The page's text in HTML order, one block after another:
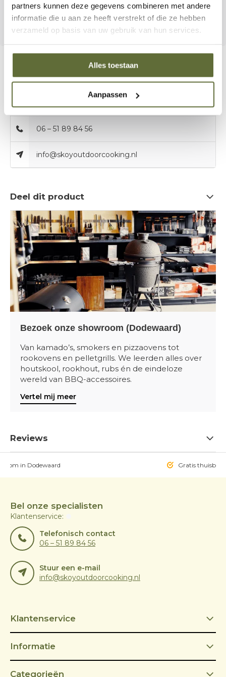
partners kunnen deze gegevens combineren met andere
informatie die u aan ze heeft verstrekt of die ze hebben
verzameld op basis van uw gebruik van hun services.
Alles toestaan
Aanpassen
Kruidig. Robuust. Onweerstaanbaar BBQ.
Bel onze specialisten
06 – 51 89 84 56
info@skoyoutdoorcooking.nl
Deel dit product
Bezoek onze showroom (Dodewaard)
Van kamado’s, smokers en pizzaovens tot
rookovens en pelletgrills. We leerden alles over
houtskool, rookhout, rubs én de eindeloze
wereld van BBQ-accessoires.
Vertel mij meer
Reviews
in Dodewaard Gratis
Bel onze specialisten
Klantenservice:
Telefonisch contact
06 – 51 89 84 56
Stuur een e-mail
info@skoyoutdoorcooking.nl
Klantenservice
Informatie
Categorieën